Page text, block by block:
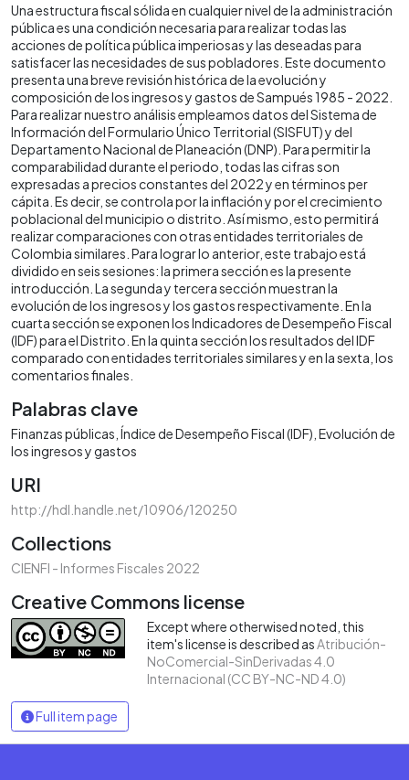
Una estructura fiscal sólida en cualquier nivel de la administración
pública es una condición necesaria para realizar todas las
acciones de política pública imperiosas y las deseadas para
satisfacer las necesidades de sus pobladores. Este documento
presenta una breve revisión histórica de la evolución y
composición de los ingresos y gastos de Sampués 1985 - 2022.
Para realizar nuestro análisis empleamos datos del Sistema de
Información del Formulario Único Territorial (SISFUT) y del
Departamento Nacional de Planeación (DNP). Para permitir la
comparabilidad durante el periodo, todas las cifras son
expresadas a precios constantes del 2022 y en términos per
cápita. Es decir, se controla por la inflación y por el crecimiento
poblacional del municipio o distrito. Así mismo, esto permitirá
realizar comparaciones con otras entidades territoriales de
Colombia similares. Para lograr lo anterior, este trabajo está
dividido en seis sesiones: la primera sección es la presente
introducción. La segunda y tercera sección muestran la
evolución de los ingresos y los gastos respectivamente. En la
cuarta sección se exponen los Indicadores de Desempeño Fiscal
(IDF) para el Distrito. En la quinta sección los resultados del IDF
comparado con entidades territoriales similares y en la sexta, los
comentarios finales.
Palabras clave
Finanzas públicas Índice de Desempeño Fiscal (IDF) Evolución de
los ingresos y gastos
URI
http://hdl.handle.net/10906/120250
Collections
CIENFI - Informes Fiscales 2022
Creative Commons license
Except where otherwised noted, this
item's license is described asAtribución-
NoComercial-SinDerivadas 4.0
Internacional (CC BY-NC-ND 4.0)
Full item page